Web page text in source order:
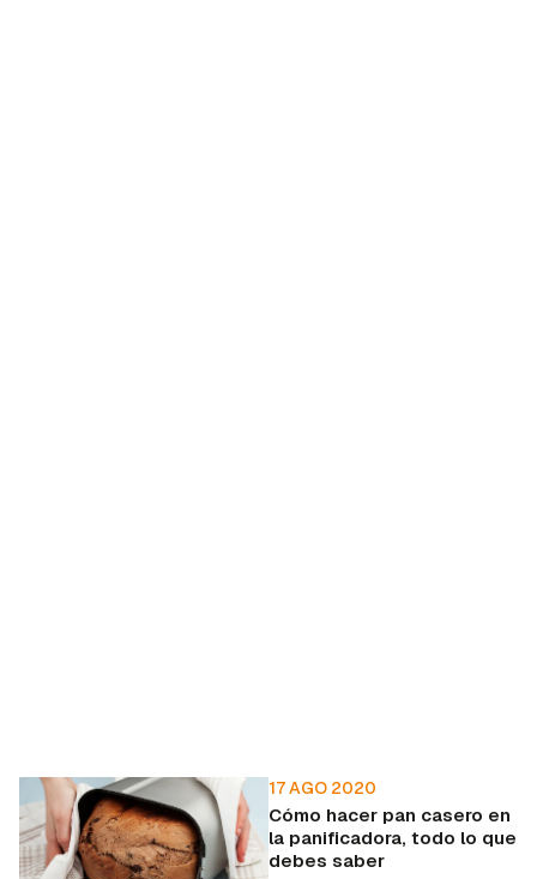
17 AGO 2020
Cómo hacer pan casero en
la panificadora, todo lo que
debes saber